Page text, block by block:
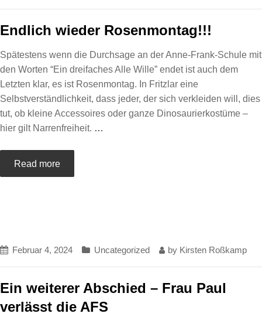
Endlich wieder Rosenmontag!!!
Spätestens wenn die Durchsage an der Anne-Frank-Schule mit
den Worten “Ein dreifaches Alle Wille” endet ist auch dem
Letzten klar, es ist Rosenmontag. In Fritzlar eine
Selbstverständlichkeit, dass jeder, der sich verkleiden will, dies
tut, ob kleine Accessoires oder ganze Dinosaurierkostüme –
hier gilt Narrenfreiheit. …
Read more
Februar 4, 2024 Uncategorized by Kirsten Roßkamp
Ein weiterer Abschied – Frau Paul
verlässt die AFS